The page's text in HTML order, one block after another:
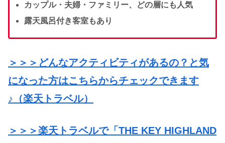
カップル・夫婦・ファミリー、どの層にも人気
露天風呂付き客室もあり
＞＞＞どんなアクティビティがあるの？と気
になった方はこちらからチェックできます
♪（楽天トラベル）
＞＞＞楽天トラベルで「THE KEY HIGHLAND